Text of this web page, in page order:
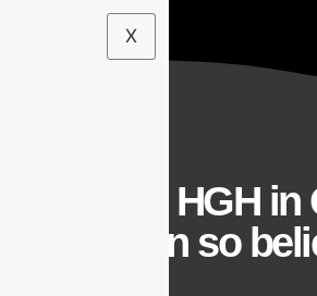
X
Warum HGH
Zyklen so